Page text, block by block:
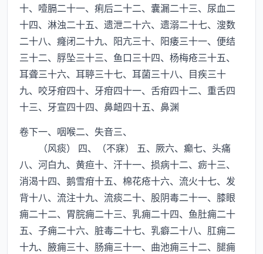
十、噎膈二十一、痢后二十二、囊漏二十三、尿血二
十四、淋浊二十五、遗泄二十六、遗溺二十七、溲数
二十八、癃闭二十九、阳亢三十、阳痿三十一、便结
三十二、脬坠三十三、鱼口三十四、杨梅疮三十五、
耳聋三十六、耳聤三十七、耳菌三十八、目疾三十
九、咬牙疳四十、牙疳四十一、舌疳四十二、重舌四
十三、牙宣四十四、鼻衄四十五、鼻渊
卷下一、咽喉二、失音三、
（风痰） 四、（不寐） 五、厥六、癫七、头痛
八、河白九、黄疸十、汗十一、损病十二、疬十三、
消渴十四、鹅雪疳十五、棉花疮十六、流火十七、发
背十八、流注十九、流痰二十、股阴毒二十一、膝眼
痈二十二、胃脘痈二十三、乳痈二十四、鱼肚痈二十
五、子痈二十六、脏毒二十七、乳癖二十八、肛痈二
十九、腋痈三十、肠痈三十一、曲池痈三十二、腿痈